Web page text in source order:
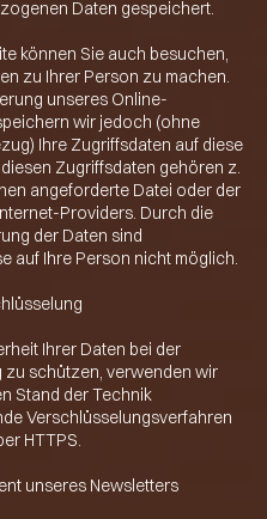
Daten gespeichert.
können Sie auch besuchen,
zu Ihrer Person zu machen.
unseres Online-
wir jedoch (ohne
Ihre Zugriffsdaten auf diese
Zugriffsdaten gehören z.
angeforderte Datei oder der
Providers. Durch die
der Daten sind
auf Ihre Person nicht möglich.
Ihrer Daten bei der
zu schützen, verwenden wir
Stand der Technik
Verschlüsselungsverfahren
HTTPS.
unseres Newsletters